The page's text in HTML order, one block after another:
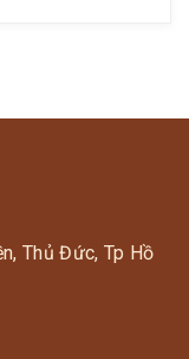
Thủ Đức, Tp Hồ